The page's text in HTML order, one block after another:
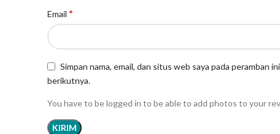
Email *
Simpan nama, email, dan situs web saya pada peramban
berikutnya.
You have to be logged in to be able to add photos to your